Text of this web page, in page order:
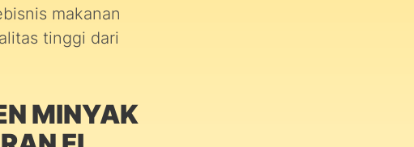
makanan
tinggi dari
MINYAK